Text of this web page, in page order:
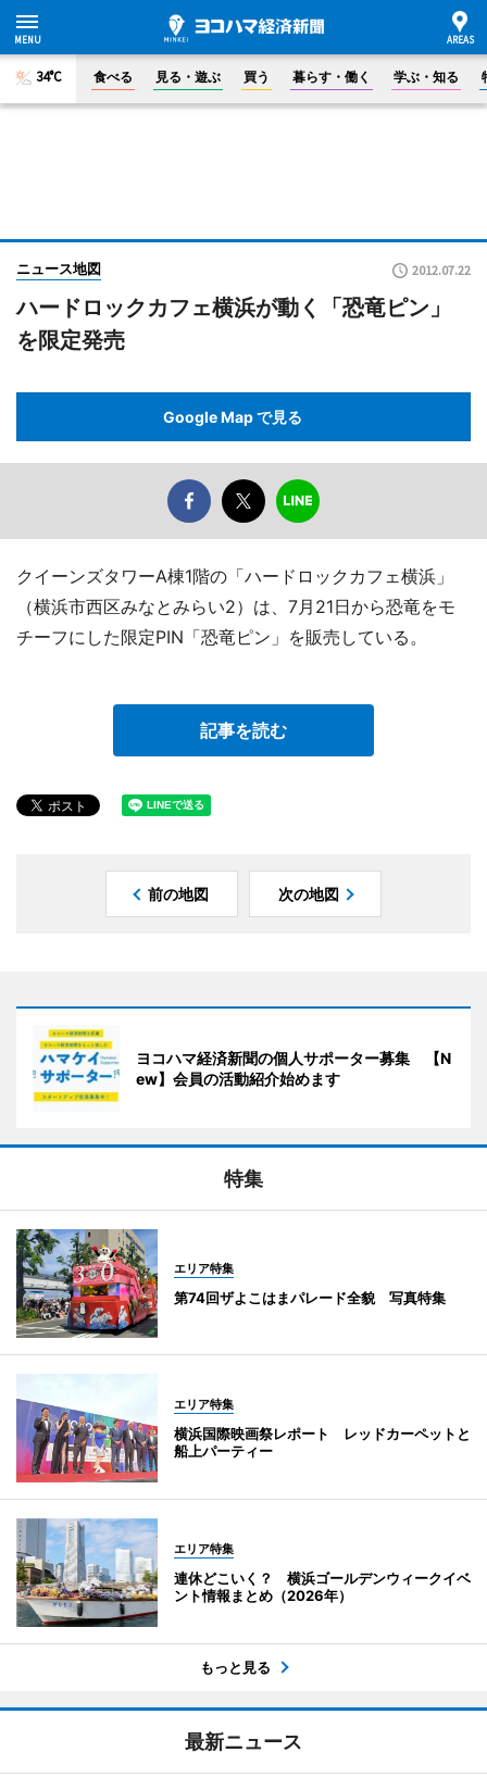
34°C 食べる 見る・遊ぶ 買う 暮らす・働く 学ぶ・知る
ニュース地図 2012.07.22
ハードロックカフェ横浜が動く「恐竜ピン」
を限定発売
Google Map で見る
クイーンズタワーA棟1階の「ハードロックカフェ横浜」
（横浜市西区みなとみらい2）は、7月21日から恐竜をモ
チーフにした限定PIN「恐竜ピン」を販売している。
記事を読む
前の地図 次の地図
ヨコハマ経済新聞の個人サポーター募集 【N
ew】会員の活動紹介始めます
特集
エリア特集
第74回ザよこはまパレード全貌 写真特集
エリア特集
横浜国際映画祭レポート レッドカーペットと
船上パーティー
エリア特集
連休どこいく？ 横浜ゴールデンウィークイベ
ント情報まとめ（2026年）
もっと見る
最新ニュース